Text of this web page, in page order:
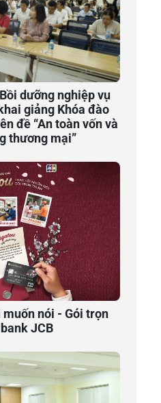
dưỡng nghiệp vụ
giảng Khóa đào
đề “An toàn vốn và
thương mại”
nói - Gói trọn
JCB